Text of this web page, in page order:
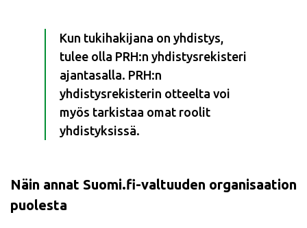
Kun tukihakijana on yhdistys,
tulee olla PRH:n yhdistysrekisteri
ajantasalla. PRH:n
yhdistysrekisterin otteelta voi
myös tarkistaa omat roolit
yhdistyksissä.
Näin annat Suomi.fi-valtuuden organisaation
puolesta